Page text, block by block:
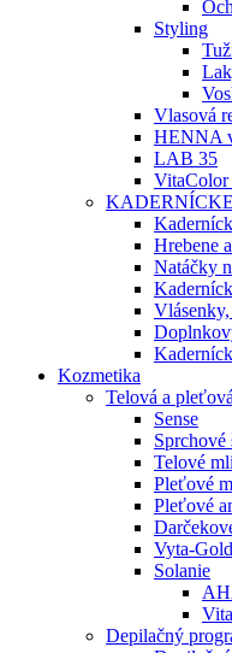
Styling
Vlasová
HENNA
LAB 35
Hrebene
Natáčky
Vlásenky,
Kozmetika
Telová a
Sense
Sprchové
Telové
Pleťové
Pleťové
Vyta-Gold
Solanie
Depilačný